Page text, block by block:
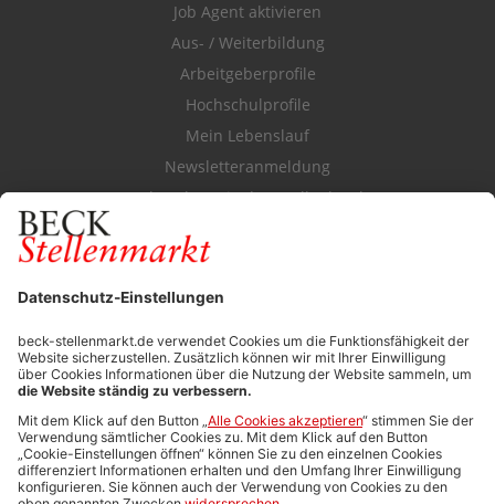
Job Agent aktivieren
Aus- / Weiterbildung
Arbeitgeberprofile
Hochschulprofile
Mein Lebenslauf
Newsletteranmeldung
Durchsuchen Sie den Stellenkatalog
FÜR ARBEITGEBER
Stellenmarktpreise
Anzeigen-AGB
Media-Daten
Newsletteranmeldung
Produktübersicht
ALLGEMEIN